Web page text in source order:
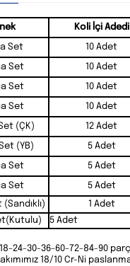
Koli İçi Adedi
Set 10 Adet
Set 10 Adet
Set 10 Adet
Set 10 Adet
(ÇK) 12 Adet
(YB) 5 Adet
Set 5 Adet
Set
5 Adet
1 Adet
5 Adet
18-24-30-36-60-72-84-90
18/10 Cr-Ni